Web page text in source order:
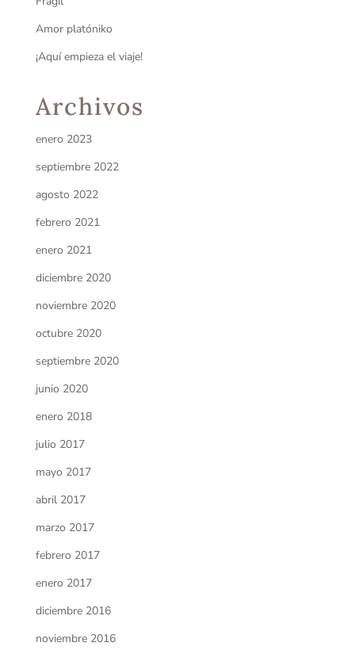
Amor platóniko
¡Aquí empieza el viaje!
Archivos
enero 2023
septiembre 2022
agosto 2022
febrero 2021
enero 2021
diciembre 2020
noviembre 2020
octubre 2020
septiembre 2020
junio 2020
enero 2018
julio 2017
mayo 2017
abril 2017
marzo 2017
febrero 2017
enero 2017
diciembre 2016
noviembre 2016